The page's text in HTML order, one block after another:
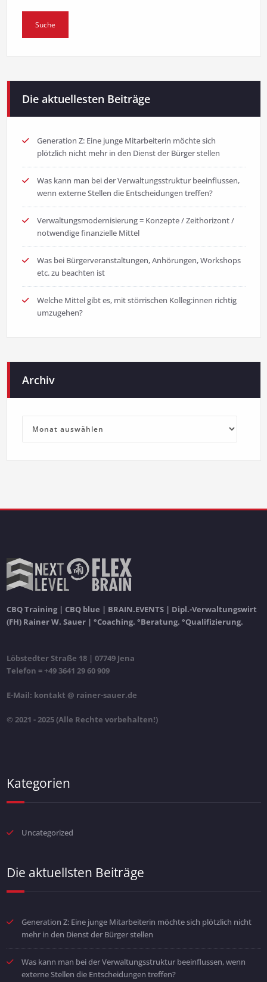
Die aktuellesten Beiträge
Generation Z: Eine junge Mitarbeiterin möchte sich
plötzlich nicht mehr in den Dienst der Bürger stellen
Was kann man bei der Verwaltungsstruktur beeinflussen,
wenn externe Stellen die Entscheidungen treffen?
Verwaltungsmodernisierung = Konzepte / Zeithorizont /
notwendige finanzielle Mittel
Was bei Bürgerveranstaltungen, Anhörungen, Workshops
etc. zu beachten ist
Welche Mittel gibt es, mit störrischen Kolleg:innen richtig
umzugehen?
Archiv
CBQ Training | CBQ blue | BRAIN.EVENTS | Dipl.-Verwaltungswirt
(FH) Rainer W. Sauer | °Coaching. °Beratung. °Qualifizierung.
Löbstedter Straße 18 | 07749 Jena
Telefon = +49 3641 29 60 909
E-Mail: kontakt @ rainer-sauer.de
© 2021 - 2025 (Alle Rechte vorbehalten!)
Kategorien
Uncategorized
Die aktuellsten Beiträge
Generation Z: Eine junge Mitarbeiterin möchte sich plötzlich nicht
mehr in den Dienst der Bürger stellen
Was kann man bei der Verwaltungsstruktur beeinflussen, wenn
externe Stellen die Entscheidungen treffen?